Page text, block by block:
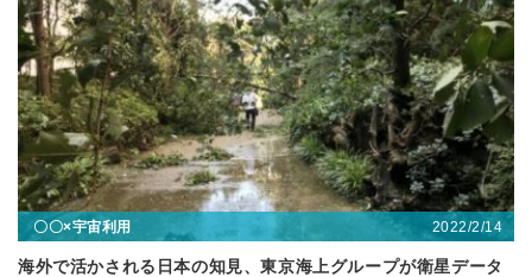
〇〇×宇宙利用 2022/2/14
海外で活かされる日本の知見、東京海上グループが衛星データ